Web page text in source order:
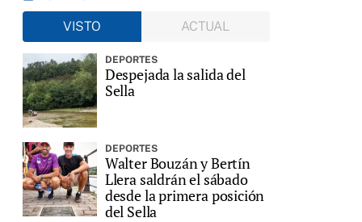
VISTO
ACTUAL
DEPORTES
Despejada la salida del
Sella
DEPORTES
Walter Bouzán y Bertín
Llera saldrán el sábado
desde la primera posición
del Sella